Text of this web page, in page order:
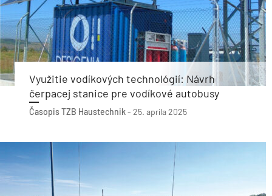
Využitie vodíkových technológií: Návrh
čerpacej stanice pre vodíkové autobusy
Časopis TZB Haustechnik- 25. apríla 2025